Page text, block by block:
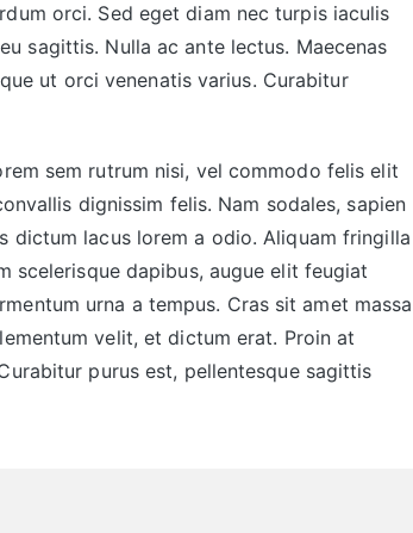
orci. Sed eget diam nec turpis iaculis
sagittis. Nulla ac ante lectus. Maecenas
ut orci venenatis varius. Curabitur
sem rutrum nisi, vel commodo felis elit
dignissim felis. Nam sodales, sapien
dictum lacus lorem a odio. Aliquam fringilla
scelerisque dapibus, augue elit feugiat
urna a tempus. Cras sit amet massa
velit, et dictum erat. Proin at
purus est, pellentesque sagittis